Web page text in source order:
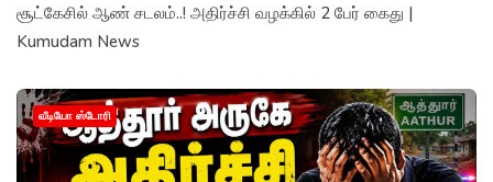
சூட்கேசில் ஆண் சடலம்..! அதிர்ச்சி வழக்கில் 2 பேர் கைது |
Kumudam News
வீடியோ ஸ்டோரி